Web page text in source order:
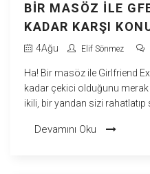
BIR MASÖZ ILE
KADAR KARŞI
4Ağu Elif Sönmez
Ha! Bir masöz ile Girlfriend
kadar çekici olduğunu merak
ikili, bir yandan sizi
bedeninizin hem de
Devamını Oku